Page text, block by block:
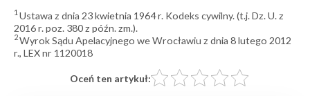
1 Ustawa z dnia 23 kwietnia 1964 r. Kodeks cywilny. (t.j. Dz. U. z
2016 r. poz. 380 z późn. zm.).
2Wyrok Sądu Apelacyjnego we Wrocławiu z dnia 8 lutego 2012
r., LEX nr 1120018
Oceń ten artykuł: